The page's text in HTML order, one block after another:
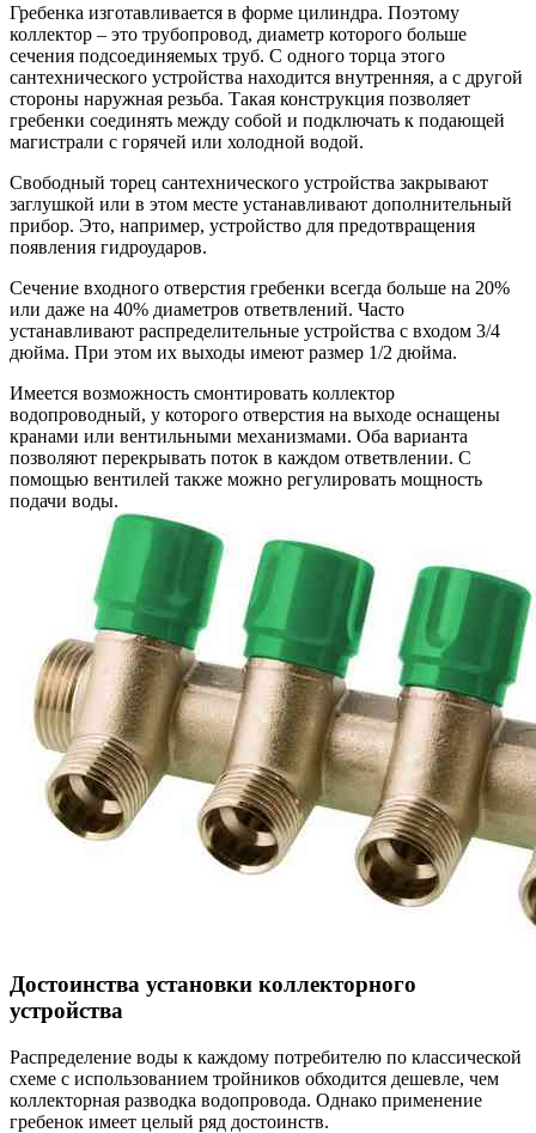
Гребенка изготавливается в форме цилиндра. Поэтому
коллектор – это трубопровод, диаметр которого больше
сечения подсоединяемых труб. С одного торца этого
сантехнического устройства находится внутренняя, а с другой
стороны наружная резьба. Такая конструкция позволяет
гребенки соединять между собой и подключать к подающей
магистрали с горячей или холодной водой.
Свободный торец сантехнического устройства закрывают
заглушкой или в этом месте устанавливают дополнительный
прибор. Это, например, устройство для предотвращения
появления гидроударов.
Сечение входного отверстия гребенки всегда больше на 20%
или даже на 40% диаметров ответвлений. Часто
устанавливают распределительные устройства с входом 3/4
дюйма. При этом их выходы имеют размер 1/2 дюйма.
Имеется возможность смонтировать коллектор
водопроводный, у которого отверстия на выходе оснащены
кранами или вентильными механизмами. Оба варианта
позволяют перекрывать поток в каждом ответвлении. С
помощью вентилей также можно регулировать мощность
подачи воды.
Достоинства установки коллекторного
устройства
Распределение воды к каждому потребителю по классической
схеме с использованием тройников обходится дешевле, чем
коллекторная разводка водопровода. Однако применение
гребенок имеет целый ряд достоинств.